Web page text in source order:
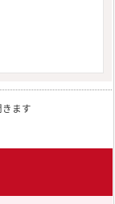
ます